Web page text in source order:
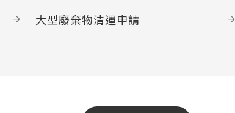
大型廢棄物清運申請